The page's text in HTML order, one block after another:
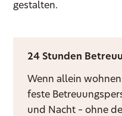
gestalten.
24 Stunden
Wenn allein
feste
und Nacht – ohne